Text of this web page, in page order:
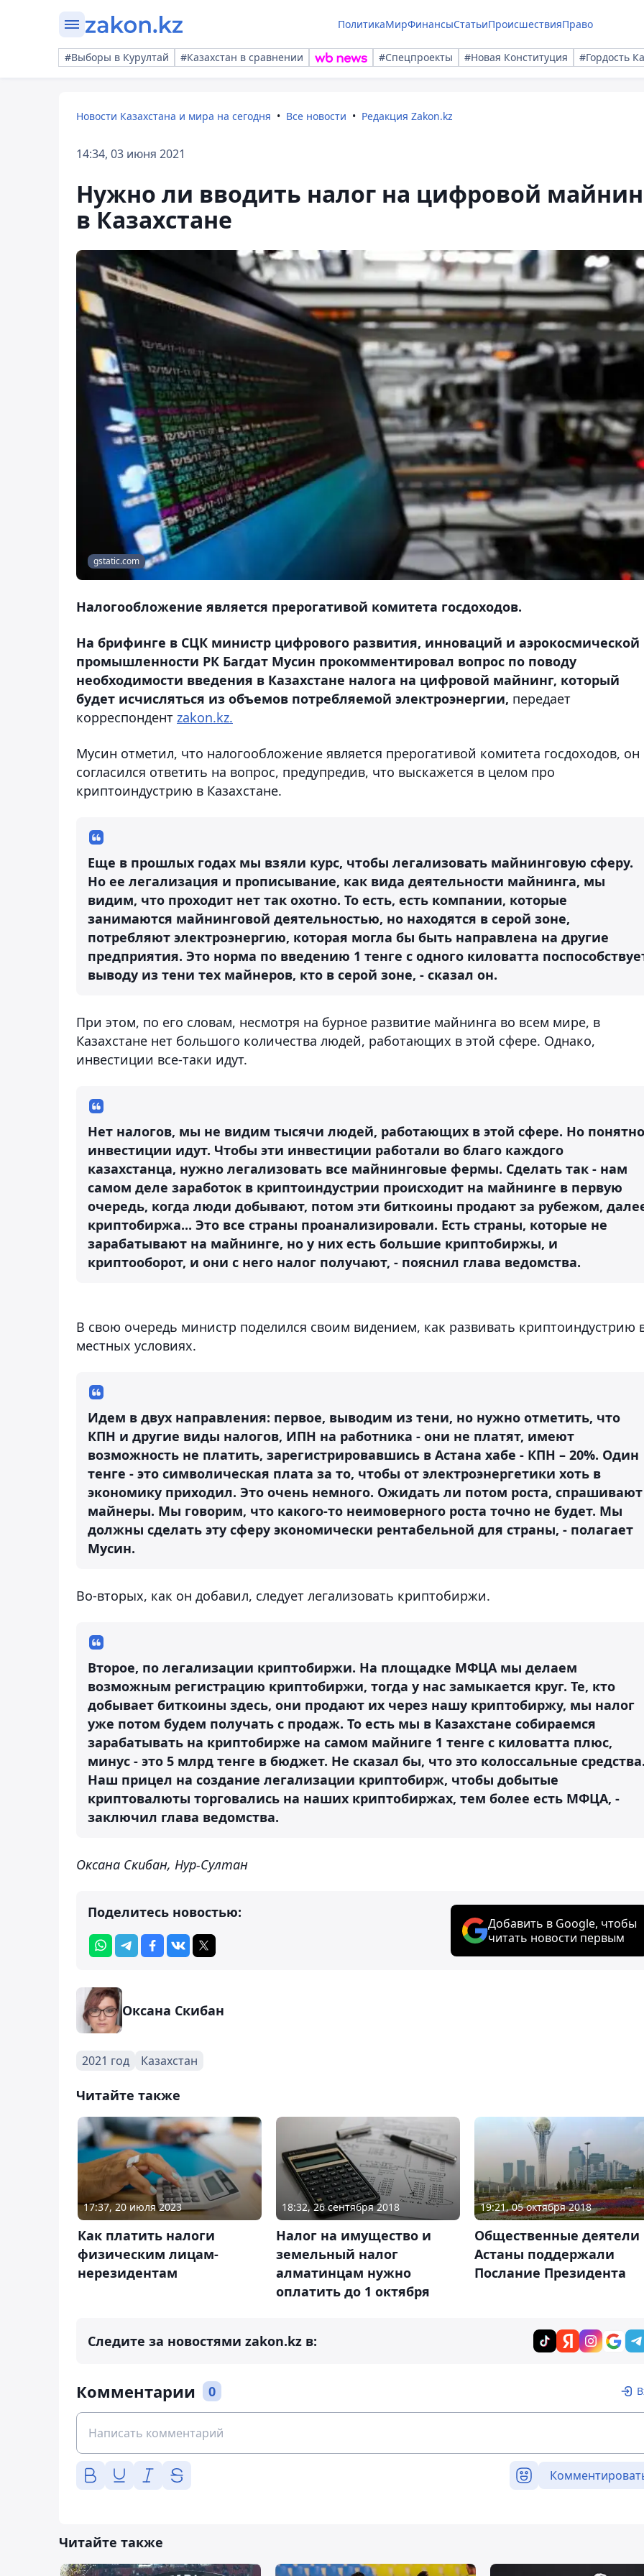
ПолитикаМирФинансыСтатьиПроисшествияПраво
#Выборы в Курултай #Казахстан в сравнении #Спецпроекты #Новая Конституция #Гордость
Новости Казахстана и мира на сегодня Все новости Редакция Zakon.kz
14:34, 03 июня 2021
Нужно ли вводить налог на цифровой
в Казахстане
gstatic.com
Налогообложение является прерогативой комитета госдоходов.
На брифинге в СЦК министр цифрового развития, инноваций и аэрокосмической
промышленности РК Багдат Мусин прокомментировал вопрос по поводу
необходимости введения в Казахстане налога на цифровой майнинг, который
будет исчисляться из объемов потребляемой электроэнергии, передает
корреспондент zakon.kz.
Мусин отметил, что налогообложение является прерогативой комитета госдоходов, он
согласился ответить на вопрос, предупредив, что выскажется в целом про
криптоиндустрию в Казахстане.
Еще в прошлых годах мы взяли курс, чтобы легализовать майнинговую сферу.
Но ее легализация и прописывание, как вида деятельности майнинга, мы
видим, что проходит нет так охотно. То есть, есть компании, которые
занимаются майнинговой деятельностью, но находятся в серой зоне,
потребляют электроэнергию, которая могла бы быть направлена на другие
предприятия. Это норма по введению 1 тенге с одного киловатта
выводу из тени тех майнеров, кто в серой зоне, - сказал он.
При этом, по его словам, несмотря на бурное развитие майнинга во всем мире, в
Казахстане нет большого количества людей, работающих в этой сфере. Однако,
инвестиции все-таки идут.
Нет налогов, мы не видим тысячи людей, работающих в этой сфере. Но понятно
инвестиции идут. Чтобы эти инвестиции работали во благо каждого
казахстанца, нужно легализовать все майнинговые фермы. Сделать так - нам
самом деле заработок в криптоиндустрии происходит на майнинге в первую
очередь, когда люди добывают, потом эти биткоины продают за рубежом,
криптобиржа... Это все страны проанализировали. Есть страны, которые не
зарабатывают на майнинге, но у них есть большие криптобиржы, и
криптооборот, и они с него налог получают, - пояснил глава ведомства.
В свою очередь министр поделился своим видением, как развивать криптоиндустрию
местных условиях.
Идем в двух направления: первое, выводим из тени, но нужно отметить, что
КПН и другие виды налогов, ИПН на работника - они не платят, имеют
возможность не платить, зарегистрировавшись в Астана хабе - КПН – 20%. Один
тенге - это символическая плата за то, чтобы от электроэнергетики хоть в
экономику приходил. Это очень немного. Ожидать ли потом роста, спрашивают
майнеры. Мы говорим, что какого-то неимоверного роста точно не будет. Мы
должны сделать эту сферу экономически рентабельной для страны, - полагает
Мусин.
Во-вторых, как он добавил, следует легализовать криптобиржи.
Второе, по легализации криптобиржи. На площадке МФЦА мы делаем
возможным регистрацию криптобиржи, тогда у нас замыкается круг. Те, кто
добывает биткоины здесь, они продают их через нашу криптобиржу, мы налог
уже потом будем получать с продаж. То есть мы в Казахстане собираемся
зарабатывать на криптобирже на самом майниге 1 тенге с киловатта плюс,
минус - это 5 млрд тенге в бюджет. Не сказал бы, что это колоссальные
Наш прицел на создание легализации криптобирж, чтобы добытые
криптовалюты торговались на наших криптобиржах, тем более есть МФЦА, -
заключил глава ведомства.
Оксана Скибан, Нур-Султан
Поделитесь новостью:
Добавить в Google, чтобы
читать новости первым
Оксана Скибан
2021 год Казахстан
Читайте также
17:37, 20 июля 2023
Как платить налоги
физическим лицам-
нерезидентам
18:32, 26 сентября 2018
Налог на имущество и
земельный налог
алматинцам нужно
оплатить до 1 октября
19:21, 05 октября 2018
Общественные деятели
Астаны поддержали
Послание Президента
Следите за новостями zakon.kz в:
Комментарии 0
Читайте также